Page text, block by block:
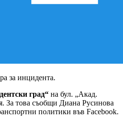
за инцидента.
град“ на бул. „Акад.
За това съобщи Диана Русинова
политики във Facebook.